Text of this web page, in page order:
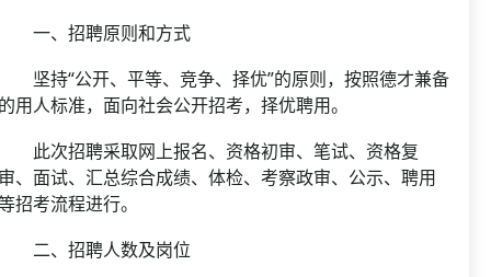
、招聘原则和方式
持“公开、平等、竞争、择优”的原则，按照德才兼备
用人标准，面向社会公开招考，择优聘用。
次招聘采取网上报名、资格初审、笔试、资格复
、面试、汇总综合成绩、体检、考察政审、公示、聘用
招考流程进行。
、招聘人数及岗位